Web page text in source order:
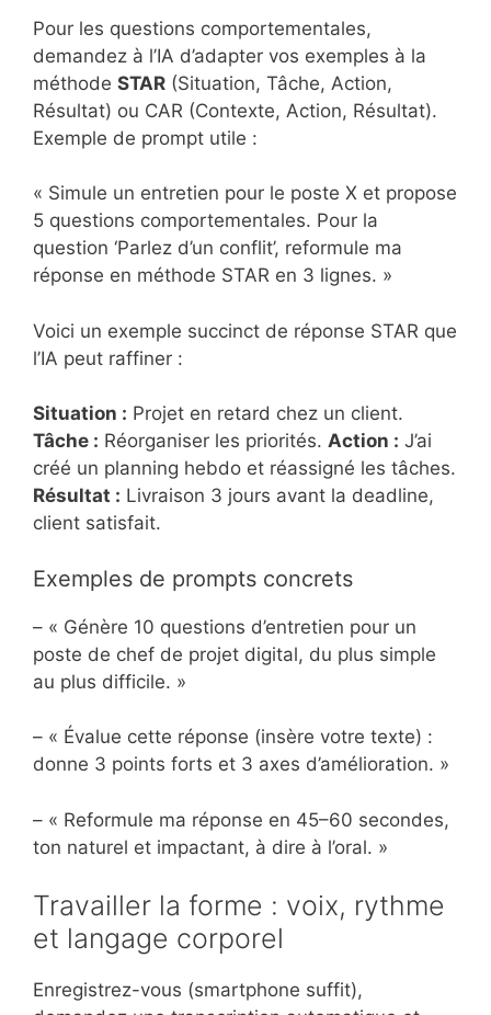
Pour les questions comportementales,
demandez à l’IA d’adapter vos exemples à la
méthode STAR (Situation, Tâche, Action,
Résultat) ou CAR (Contexte, Action, Résultat).
Exemple de prompt utile :
« Simule un entretien pour le poste X et propose
5 questions comportementales. Pour la
question ‘Parlez d’un conflit’, reformule ma
réponse en méthode STAR en 3 lignes. »
Voici un exemple succinct de réponse STAR que
l’IA peut raffiner :
Situation : Projet en retard chez un client.
Tâche : Réorganiser les priorités. Action : J’ai
créé un planning hebdo et réassigné les tâches.
Résultat : Livraison 3 jours avant la deadline,
client satisfait.
Exemples de prompts concrets
– « Génère 10 questions d’entretien pour un
poste de chef de projet digital, du plus simple
au plus difficile. »
– « Évalue cette réponse (insère votre texte) :
donne 3 points forts et 3 axes d’amélioration. »
– « Reformule ma réponse en 45–60 secondes,
ton naturel et impactant, à dire à l’oral. »
Travailler la forme : voix, rythme
et langage corporel
Enregistrez-vous (smartphone suffit),